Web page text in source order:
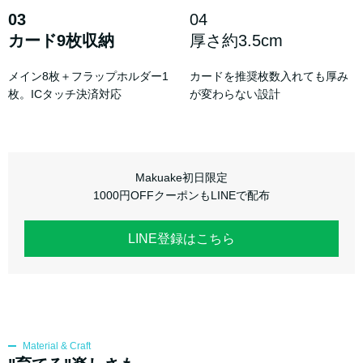
03
カード9枚収納
メイン8枚＋フラップホルダー1
枚。ICタッチ決済対応
04
厚さ約3.5cm
カードを推奨枚数入れても厚み
が変わらない設計
Makuake初日限定
1000円OFFクーポンもLINEで配布
LINE登録はこちら
Material & Craft